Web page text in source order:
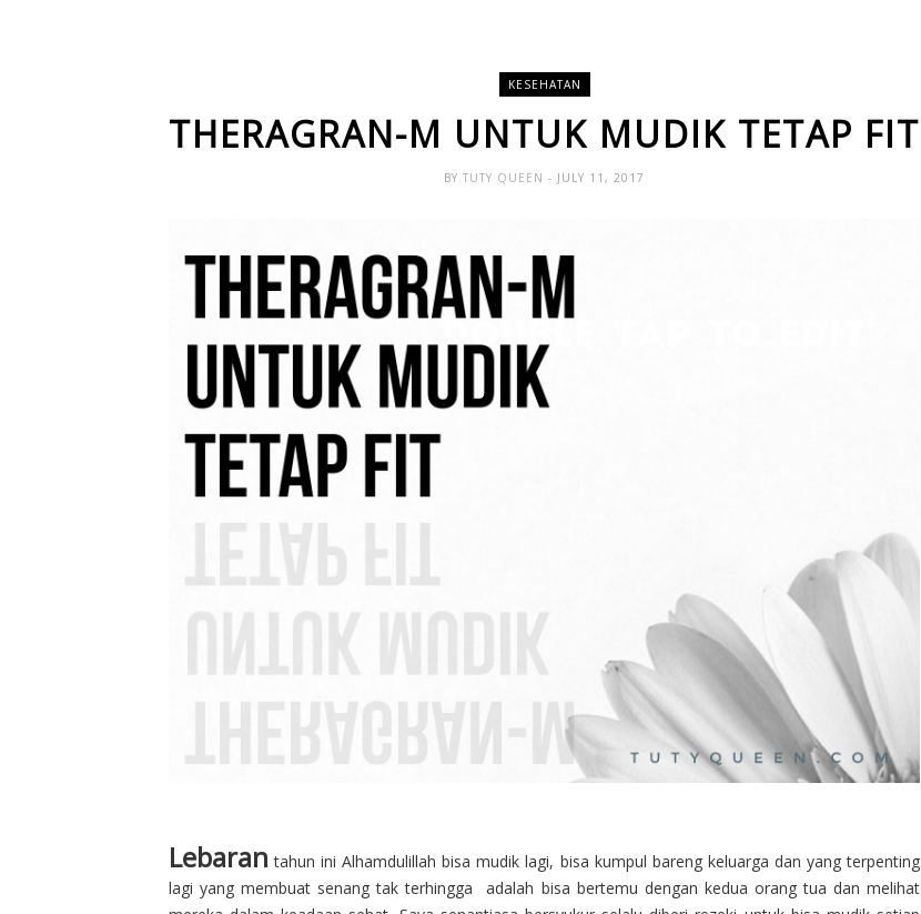
KESEHATAN
THERAGRAN-M UNTUK MUDIK TETAP FIT
BY TUTY QUEEN - JULY 11, 2017
Lebaran tahun ini Alhamdulillah bisa mudik lagi, bisa kumpul bareng keluarga dan yang terpenting
lagi yang membuat senang tak terhingga adalah bisa bertemu dengan kedua orang tua dan melihat